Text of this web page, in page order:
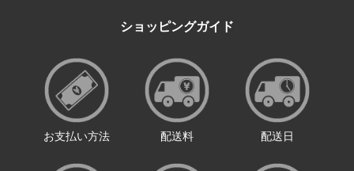
ショッピングガイド
お支払い方法 配送料 配送日